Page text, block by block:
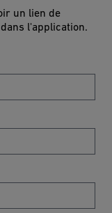
un lien de
l'application.